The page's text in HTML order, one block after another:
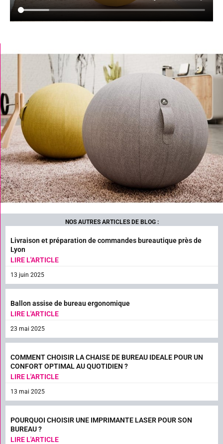
NOS AUTRES ARTICLES DE BLOG :
Livraison et préparation de commandes bureautique près de
Lyon
LIRE L'ARTICLE
13 juin 2025
Ballon assise de bureau ergonomique
LIRE L'ARTICLE
23 mai 2025
COMMENT CHOISIR LA CHAISE DE BUREAU IDEALE POUR UN
CONFORT OPTIMAL AU QUOTIDIEN ?
LIRE L'ARTICLE
13 mai 2025
POURQUOI CHOISIR UNE IMPRIMANTE LASER POUR SON
BUREAU ?
LIRE L'ARTICLE